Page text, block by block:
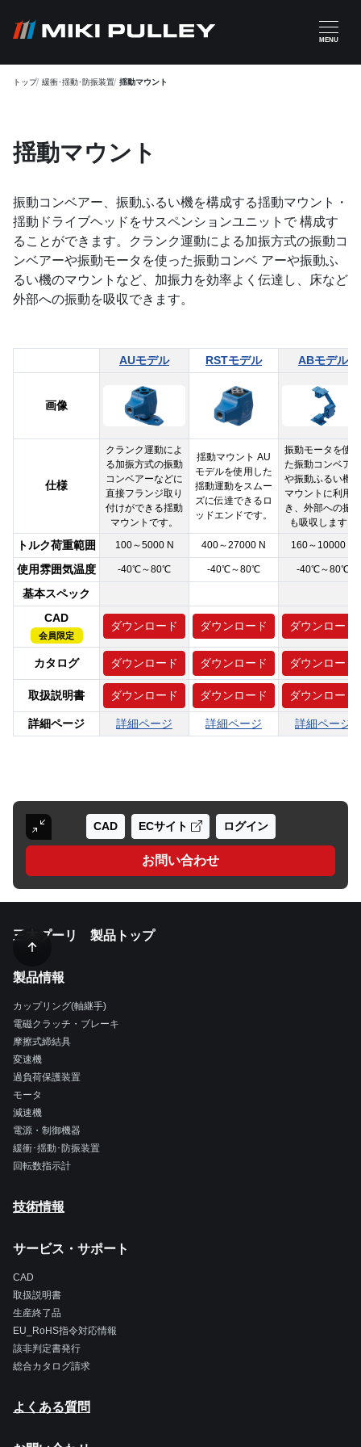
MENU
トップ 緩衝･揺動･防振装置 揺動マウント
揺動マウント
振動コンベアー、振動ふるい機を構成する揺動マウント・
揺動ドライブヘッドをサスペンションユニットで 構成す
ることができます。クランク運動による加振方式の振動コ
ンベアーや振動モータを使った振動コンベ アーや振動ふ
るい機のマウントなど、加振力を効率よく伝達し、床など
外部への振動を吸収できます。
AUモデル RSTモデル ABモデル
画像
仕様
クランク運動によ
る加振方式の振動
コンベアーなどに
直接フランジ取り
付けができる揺動
マウントです。
揺動マウント AU
モデルを使用した
揺動運動をスムー
ズに伝達できるロ
ッドエンドです。
振動モータを使っ
た振動コンベアー
や振動ふるい機の
マウントに利用で
き、外部への振動
も吸収します。
トルク荷重範囲 100～5000 N 400～27000 N 160～10000 N
使用雰囲気温度 -40℃～80℃ -40℃～80℃ -40℃～80℃
基本スペック
CAD
会員限定
ダウンロード ダウンロード ダウンロード
カタログ ダウンロード ダウンロード ダウンロード
取扱説明書 ダウンロード ダウンロード ダウンロード
詳細ページ 詳細ページ 詳細ページ 詳細ページ
CAD ECサイト ログイン
お問い合わせ
三木プーリ 製品トップ
製品情報
カップリング(軸継手)
電磁クラッチ・ブレーキ
摩擦式締結具
変速機
過負荷保護装置
モータ
減速機
電源・制御機器
緩衝･揺動･防振装置
回転数指示計
技術情報
サービス・サポート
CAD
取扱説明書
生産終了品
EU_RoHS指令対応情報
該非判定書発行
総合カタログ請求
よくある質問